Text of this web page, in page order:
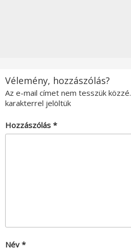
Vélemény, hozzászólás?
Az e-mail címet nem tesszük közzé.
karakterrel jelöltük
Hozzászólás *
Név *